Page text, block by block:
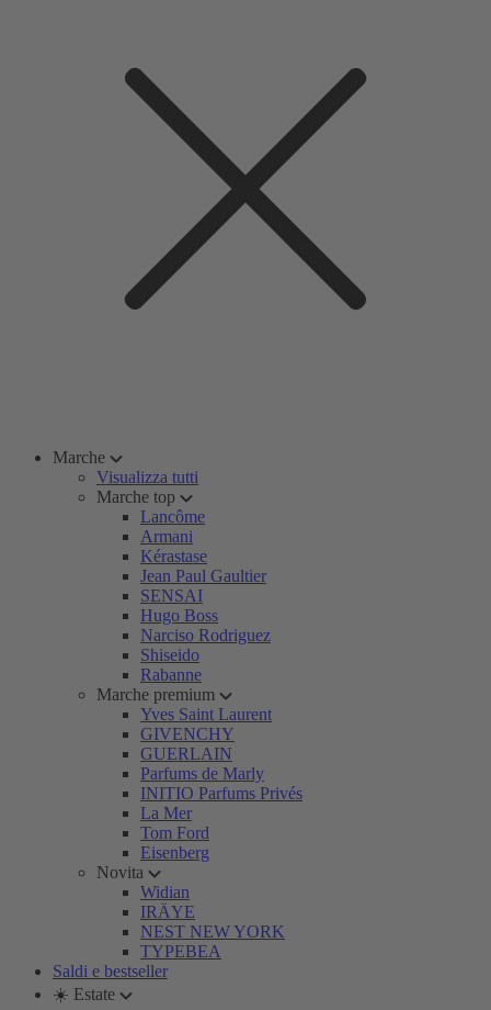
Marche
Visualizza tutti
Marche top
Lancôme
Armani
Kérastase
Jean Paul Gaultier
SENSAI
Hugo Boss
Narciso Rodriguez
Shiseido
Rabanne
Marche premium
Yves Saint Laurent
GIVENCHY
GUERLAIN
Parfums de Marly
INITIO Parfums Privés
La Mer
Tom Ford
Eisenberg
Novita
Widian
IRÄYE
NEST NEW YORK
TYPEBEA
Saldi e bestseller
☀️ Estate